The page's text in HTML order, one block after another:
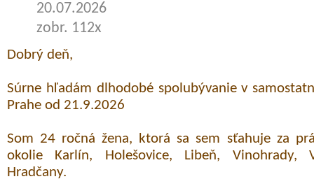
20.07.2026
zobr. 112x
Dobrý deň,
Súrne hľadám dlhodobé spolubývanie v
Prahe od 21.9.2026
Som 24 ročná žena, ktorá sa sem sťahuje za
okolie Karlín, Holešovice, Libeň, Vinohrady,
Hradčany.